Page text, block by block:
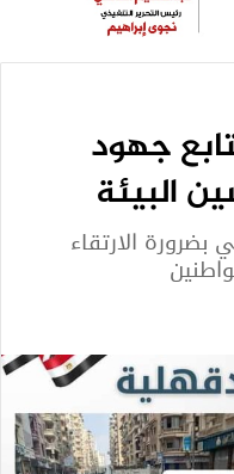
جهود
البيئة
الارتقاء